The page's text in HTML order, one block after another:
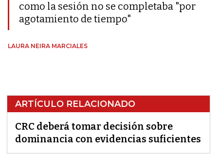
como la sesión no se completaba "por
agotamiento de tiempo"
LAURA NEIRA MARCIALES
ARTÍCULO RELACIONADO
CRC deberá tomar decisión sobre
dominancia con evidencias suficientes